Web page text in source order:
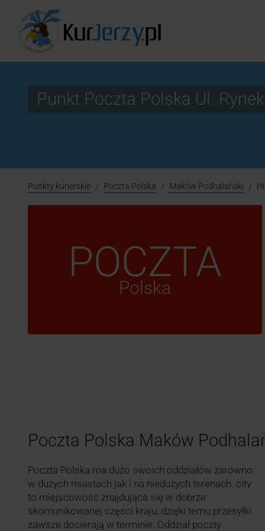
Punkt Poczta Polska Ul.
Punkty kurierskie Poczta Polska Maków Podhalański
POCZTA
Polska
Poczta Polska Maków
Poczta Polska ma dużo swoich oddziałów zarówno
w dużych miastach jak i na niedużych terenach. city
to miejscowość znajdująca się w dobrze
skomunikowanej części kraju, dzięki temu przesyłki
zawsze docierają w terminie. Oddział poczty